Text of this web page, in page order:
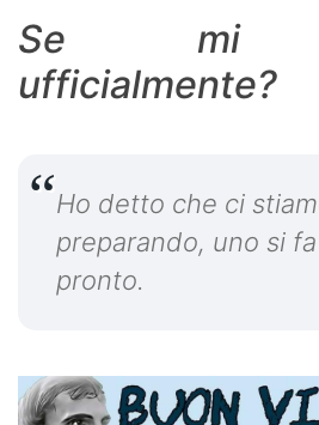
Se mi
ufficialmente?
Ho detto che ci
preparando, uno si
pronto.